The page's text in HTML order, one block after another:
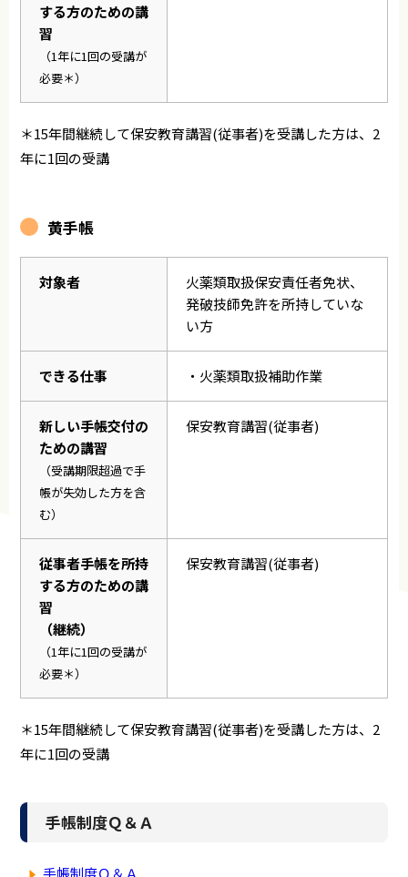
する方のための講
習
（1年に1回の受講が
必要＊）
＊15年間継続して保安教育講習(従事者)を受講した方は、2
年に1回の受講
黄手帳
対象者
火薬類取扱保安責任者免状、
発破技師免許を所持していな
い方
できる仕事 ・火薬類取扱補助作業
新しい手帳交付の
ための講習
（受講期限超過で手
帳が失効した方を含
む）
保安教育講習(従事者)
従事者手帳を所持
する方のための講
習
（継続）
（1年に1回の受講が
必要＊）
保安教育講習(従事者)
＊15年間継続して保安教育講習(従事者)を受講した方は、2
年に1回の受講
手帳制度Ｑ＆Ａ
手帳制度Ｑ＆Ａ